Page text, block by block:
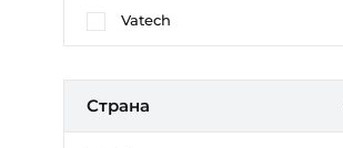
Vatech
Страна